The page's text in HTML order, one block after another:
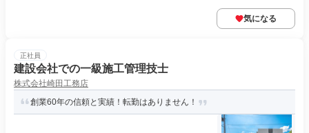
気になる
正社員
建設会社での一級施工管理技士
株式会社崎田工務店
創業60年の信頼と実績！転勤はありません！